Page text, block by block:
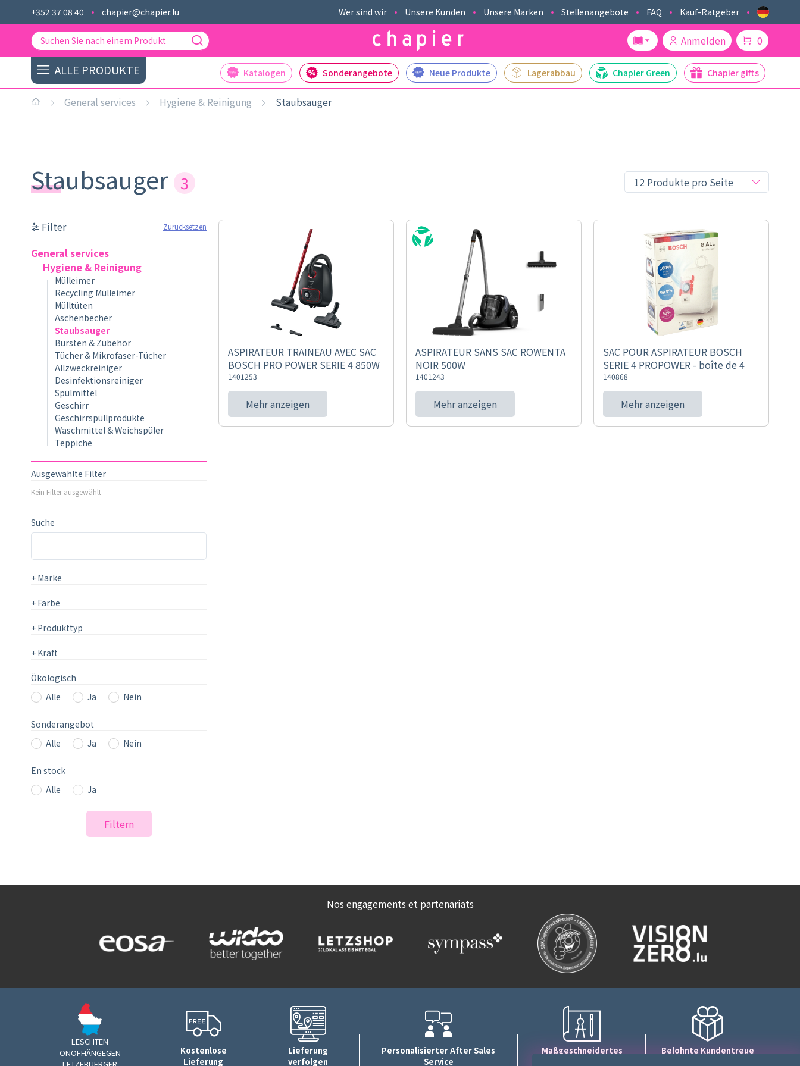
+352 37 08 40 chapier@chapier.lu Wer sind wir Unsere Kunden Unsere Marken Stellenangebote FAQ Kauf-Ratgeber
Anmelden 0
ALLE PRODUKTE Katalogen Sonderangebote Neue Produkte Lagerabbau Chapier Green Chapier gifts
General services Hygiene & Reinigung Staubsauger
Staubsauger 3
Filter Zurücksetzen
General services
Hygiene & Reinigung
Mülleimer
Recycling Mülleimer
Mülltüten
Aschenbecher
Staubsauger
Bürsten & Zubehör
Tücher & Mikrofaser-Tücher
Allzweckreiniger
Desinfektionsreiniger
Spülmittel
Geschirr
Geschirrspüllprodukte
Waschmittel & Weichspüler
Teppiche
Ausgewählte Filter
Kein Filter ausgewählt
Suche
+ Marke
+ Farbe
+ Produkttyp
+ Kraft
Ökologisch
Alle
Ja Nein
Sonderangebot
Alle
Ja Nein
En stock
Alle
Ja
Filtern
ASPIRATEUR TRAINEAU AVEC SAC
BOSCH PRO POWER SERIE 4 850W
1401253
Mehr anzeigen
ASPIRATEUR SANS SAC ROWENTA
NOIR 500W
1401243
Mehr anzeigen
SAC POUR ASPIRATEUR BOSCH
SERIE 4 PROPOWER - boîte de 4
140868
Mehr anzeigen
Nos engagements et partenariats
LESCHTEN
ONOFHÄNGEGEN
Kostenlose
Lieferung
Lieferung
verfolgen
Personalisierter After Sales
Service
Maßgeschneidertes
Belohnte Kundentreue